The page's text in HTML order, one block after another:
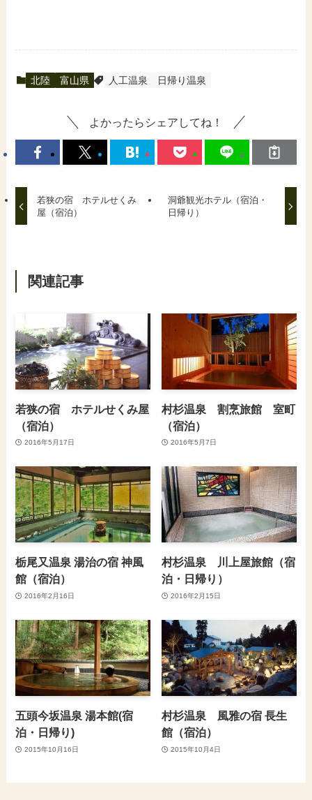
北陸 富山県 人工温泉 日帰り温泉
よかったらシェアしてね！
若狭の宿 ホテルせくみ
屋（宿泊）
洞爺観光ホテル（宿泊・
日帰り）
関連記事
若狭の宿 ホテルせくみ屋
（宿泊）
2016年5月17日
村杉温泉 割烹旅館 室町
（宿泊）
2016年5月7日
栃尾又温泉 湯治の宿 神風
館（宿泊）
2016年2月16日
村杉温泉 川上屋旅館（宿
泊・日帰り）
2016年2月15日
五頭今坂温泉 湯本館(宿
泊・日帰り)
2015年10月16日
村杉温泉 風雅の宿 長生
館（宿泊）
2015年10月4日